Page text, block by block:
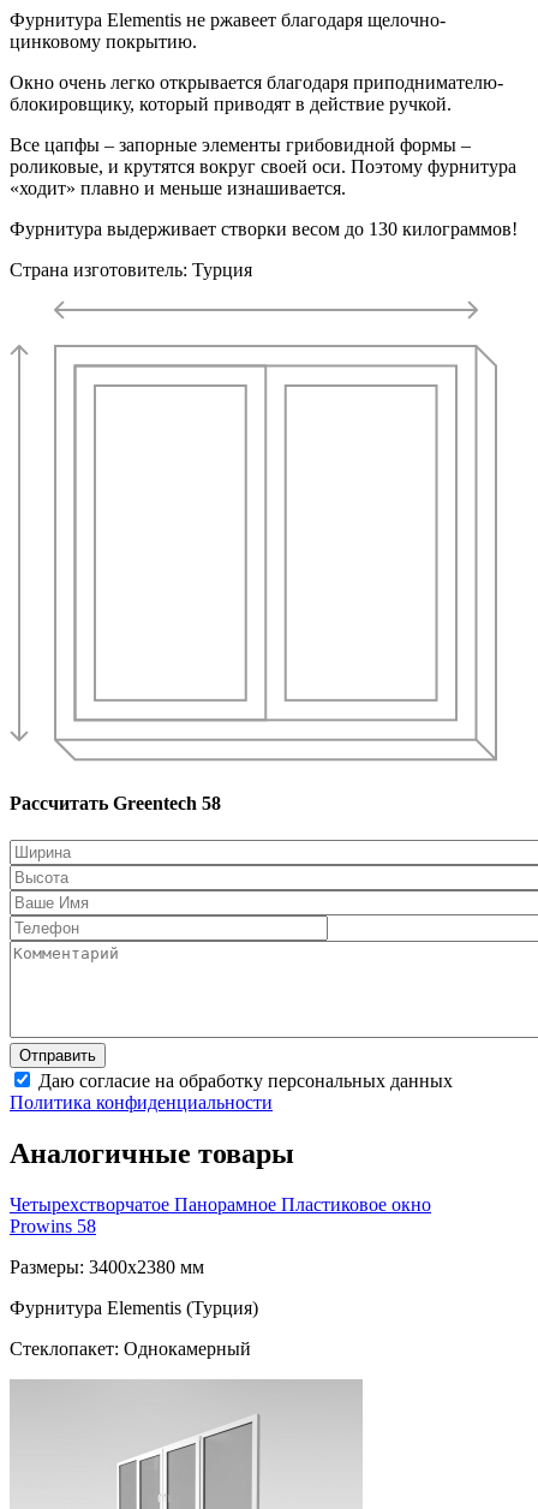
Фурнитура Elementis не ржавеет благодаря щелочно-
цинковому покрытию.
Окно очень легко открывается благодаря приподнимателю-
блокировщику, который приводят в действие ручкой.
Все цапфы – запорные элементы грибовидной формы –
роликовые, и крутятся вокруг своей оси. Поэтому фурнитура
«ходит» плавно и меньше изнашивается.
Фурнитура выдерживает створки весом до 130 килограммов!
Страна изготовитель: Турция
Рассчитать Greentech 58
Даю согласие на обработку персональных данных
Политика конфиденциальности
Аналогичные товары
Четырехстворчатое Панорамное Пластиковое окно
Prowins 58
Размеры: 3400x2380 мм
Фурнитура Elementis (Турция)
Стеклопакет: Однокамерный